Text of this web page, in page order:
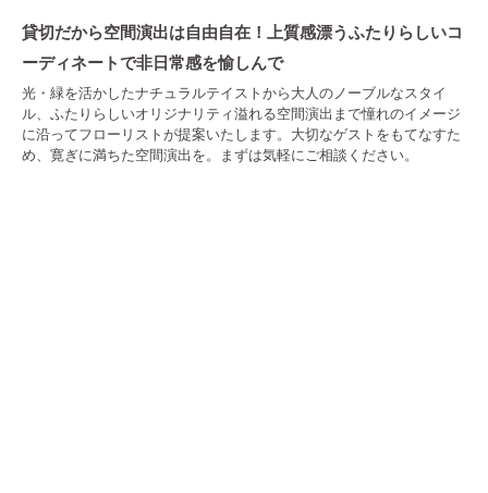
貸切だから空間演出は自由自在！上質感漂うふたりらしいコ
ーディネートで非日常感を愉しんで
光・緑を活かしたナチュラルテイストから大人のノーブルなスタイ
ル、ふたりらしいオリジナリティ溢れる空間演出まで憧れのイメージ
に沿ってフローリストが提案いたします。大切なゲストをもてなすた
め、寛ぎに満ちた空間演出を。まずは気軽にご相談ください。